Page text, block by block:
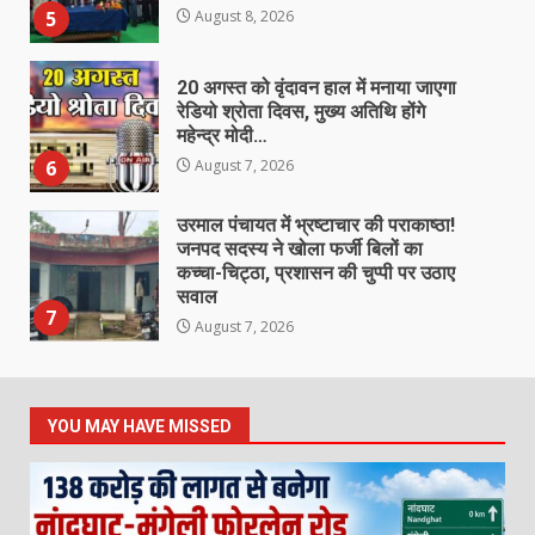
5 August 8, 2026
6
20 अगस्त को वृंदावन हाल में मनाया जाएगा
रेडियो श्रोता दिवस, मुख्य अतिथि होंगे
महेन्द्र मोदी…
August 7, 2026
7
उरमाल पंचायत में भ्रष्टाचार की पराकाष्ठा!
जनपद सदस्य ने खोला फर्जी बिलों का
कच्चा-चिट्ठा, प्रशासन की चुप्पी पर उठाए
सवाल
August 7, 2026
1
होगा फोरलेन…
YOU MAY HAVE MISSED